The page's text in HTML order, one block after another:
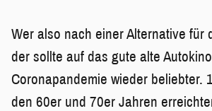
Wer also nach einer Alternative für
der sollte auf das gute alte
Coronapandemie wieder beliebter.
den 60er und 70er Jahren